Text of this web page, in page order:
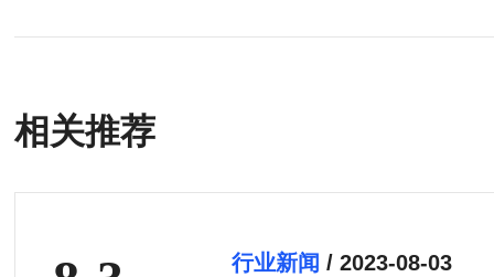
相关推荐
行业新闻/ 2023-08-03